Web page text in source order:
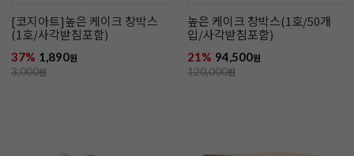
[코지아트]높은 케이크 창박스
(1호/사각받침포함)
37% 1,890원
3,000원
높은 케이크 창박스(1호/50개
입/사각받침포함)
21% 94,500원
120,000원